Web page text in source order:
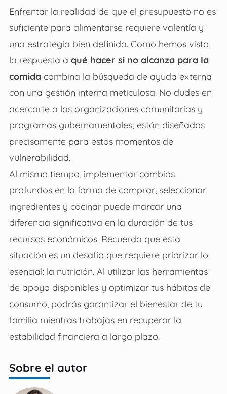
Enfrentar la realidad de que el presupuesto no es
suficiente para alimentarse requiere valentía y
una estrategia bien definida. Como hemos visto,
la respuesta a qué hacer si no alcanza para la
comidacombina la búsqueda de ayuda externa
con una gestión interna meticulosa. No dudes en
acercarte a las organizaciones comunitarias y
programas gubernamentales; están diseñados
precisamente para estos momentos de
vulnerabilidad.
Al mismo tiempo, implementar cambios
profundos en la forma de comprar, seleccionar
ingredientes y cocinar puede marcar una
diferencia significativa en la duración de tus
recursos económicos. Recuerda que esta
situación es un desafío que requiere priorizar lo
esencial: la nutrición. Al utilizar las herramientas
de apoyo disponibles y optimizar tus hábitos de
consumo, podrás garantizar el bienestar de tu
familia mientras trabajas en recuperar la
estabilidad financiera a largo plazo.
Sobre el autor